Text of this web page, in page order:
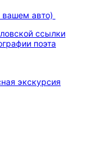
вашем авто)
ссылки
поэта